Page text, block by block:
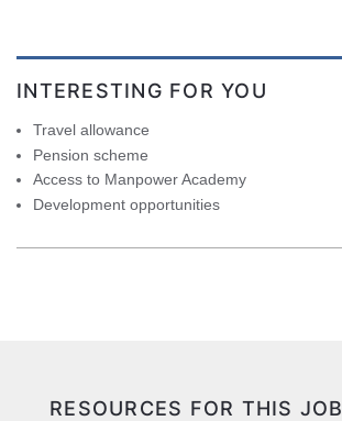
INTERESTING FOR YOU
Travel allowance
Pension scheme
Access to Manpower Academy
Development opportunities
RESOURCES FOR THIS JOB